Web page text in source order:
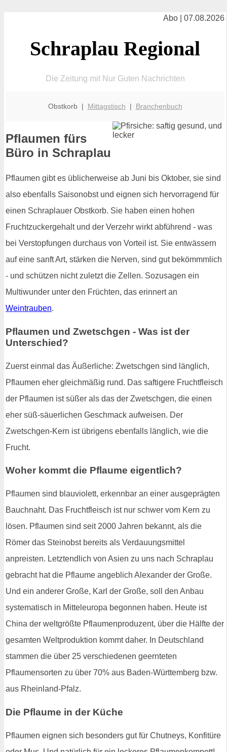
Abo | 07.08.2026
Schraplau Regional
Die Zeitung mit Nur Guten Nachrichten
Obstkorb | Mittagstisch | Branchenbuch
Pflaumen fürs
Büro in Schraplau
Pflaumen gibt es üblicherweise ab Juni bis Oktober, sie sind
also ebenfalls Saisonobst und eignen sich hervorragend für
einen Schraplauer Obstkorb. Sie haben einen hohen
Fruchtzuckergehalt und der Verzehr wirkt abführend - was
bei Verstopfungen durchaus von Vorteil ist. Sie entwässern
auf eine sanft Art, stärken die Nerven, sind gut bekömmmlich
- und schützen nicht zuletzt die Zellen. Sozusagen ein
Multiwunder unter den Früchten, das erinnert an
Weintrauben.
Pflaumen und Zwetschgen - Was ist der
Unterschied?
Zuerst einmal das Äußerliche: Zwetschgen sind länglich,
Pflaumen eher gleichmäßig rund. Das saftigere Fruchtfleisch
der Pflaumen ist süßer als das der Zwetschgen, die einen
eher süß-säuerlichen Geschmack aufweisen. Der
Zwetschgen-Kern ist übrigens ebenfalls länglich, wie die
Frucht.
Woher kommt die Pflaume eigentlich?
Pflaumen sind blauviolett, erkennbar an einer ausgeprägten
Bauchnaht. Das Fruchtfleisch ist nur schwer vom Kern zu
lösen. Pflaumen sind seit 2000 Jahren bekannt, als die
Römer das Steinobst bereits als Verdauungsmittel
anpreisten. Letztendlich von Asien zu uns nach Schraplau
gebracht hat die Pflaume angeblich Alexander der Große.
Und ein anderer Große, Karl der Große, soll den Anbau
systematisch in Mitteleuropa begonnen haben. Heute ist
China der weltgrößte Pflaumenproduzent, über die Hälfte der
gesamten Weltproduktion kommt daher. In Deutschland
stammen die über 25 verschiedenen geernteten
Pflaumensorten zu über 70% aus Baden-Württemberg bzw.
aus Rheinland-Pfalz.
Die Pflaume in der Küche
Pflaumen eignen sich besonders gut für Chutneys, Konfitüre